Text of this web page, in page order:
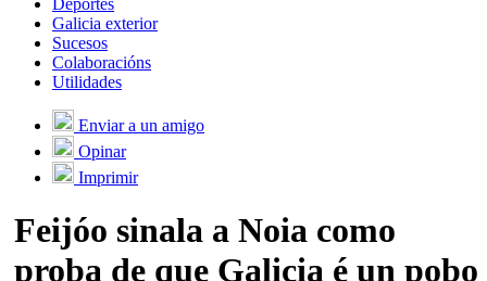
Deportes
Galicia exterior
Sucesos
Colaboracións
Utilidades
Enviar a un amigo
Opinar
Imprimir
Feijóo sinala a Noia como
proba de que Galicia é un pobo